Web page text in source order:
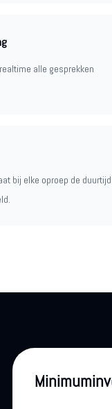
alle gesprekken
bij elke oproep de